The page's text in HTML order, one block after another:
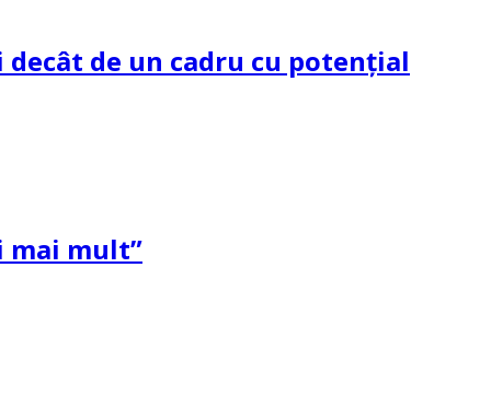
de un cadru cu potenţial
mai mult”